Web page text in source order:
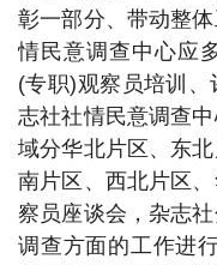
彰一部分、带动整
情民意调查中心应
(专职)观察员培训
志社社情民意调查
域分华北片区、东
南片区、西北片区
察员座谈会，杂志
调查方面的工作进